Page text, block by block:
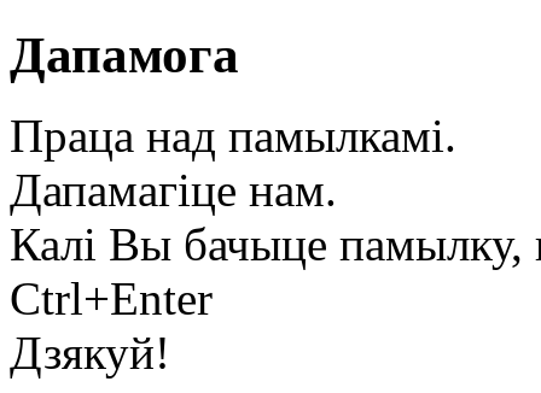
Дапамога
Праца над памылкамі.
Дапамагіце нам.
Калі Вы бачыце памылку,
Ctrl+Enter
Дзякуй!